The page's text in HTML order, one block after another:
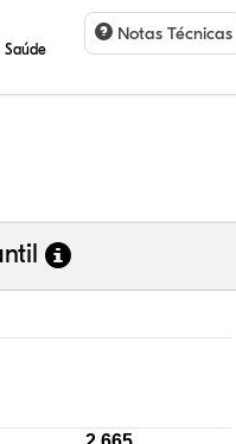
Notas Técnicas